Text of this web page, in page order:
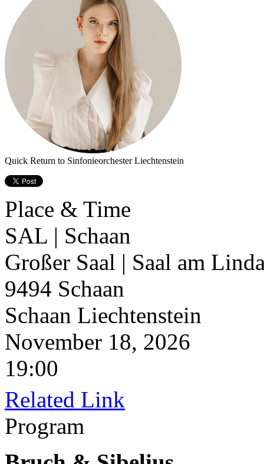
Quick Return to Sinfonieorchester Liechtenstein
Place & Time
SAL | Schaan
Großer Saal | Saal am
9494 Schaan
Schaan Liechtenstein
November 18, 2026
19:00
Related Link
Program